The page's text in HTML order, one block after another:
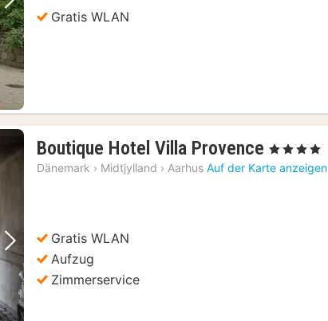
Nächstes Bild
Gratis WLAN
Nächstes Bild
Boutique Hotel Villa Provence 1
Nacht
, 4 Sterne
Dänemark › Midtjylland › Aarhus Auf der Karte anzeigen
Gratis WLAN
Aufzug
Zimmerservice